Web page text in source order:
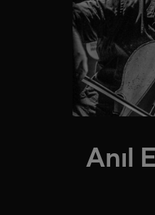
Anıl